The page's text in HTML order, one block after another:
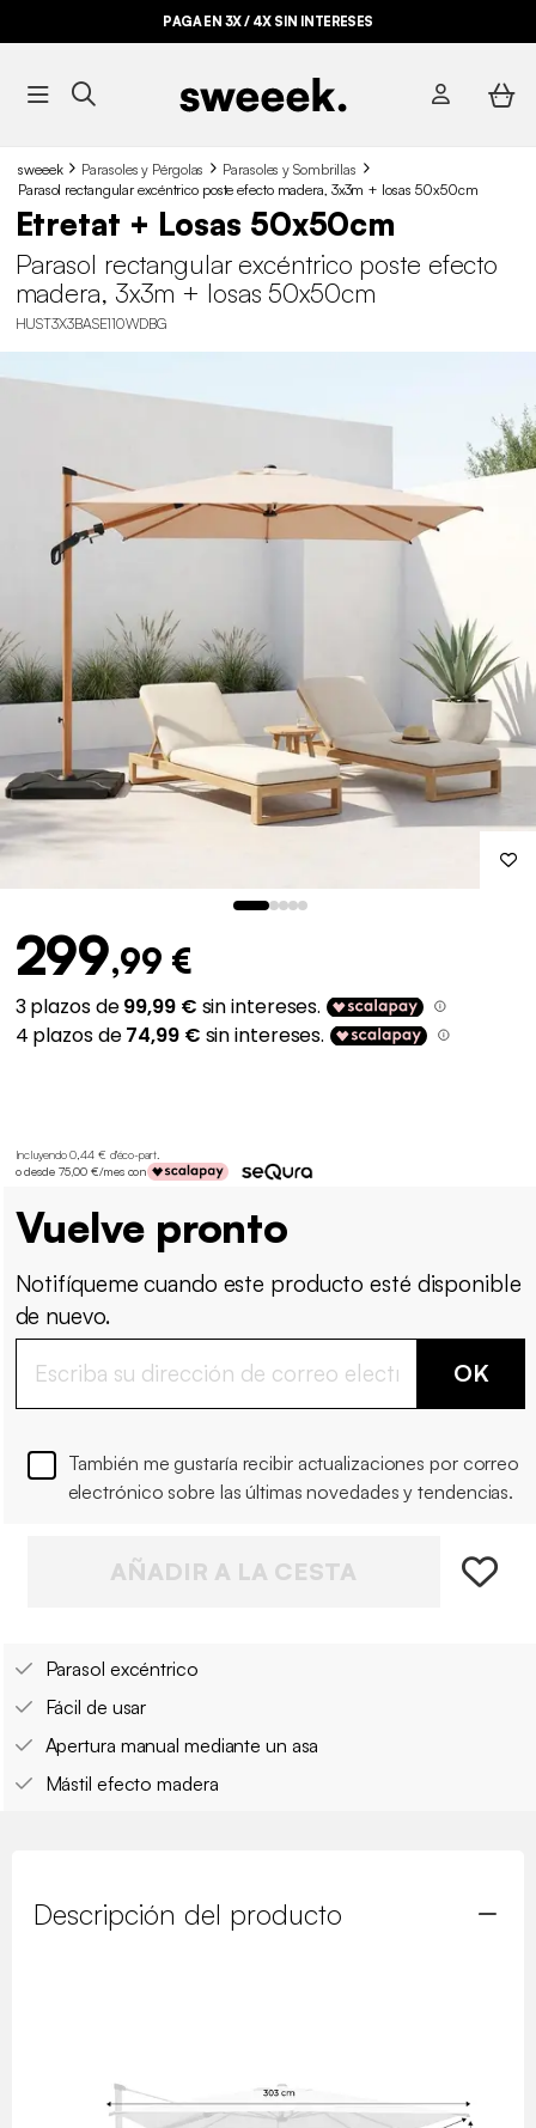
PAGA EN 3X / 4X SIN INTERESES
sweeek Parasoles y Pérgolas
Parasoles y Sombrillas
Parasol rectangular excéntrico poste efecto madera, 3x3m + losas 50x50cm
Etretat + Losas 50x50cm
Parasol rectangular excéntrico poste efecto
madera, 3x3m + losas 50x50cm
HUST3X3BASE110WDBG
299,99 €
Incluyendo 0,44 € d'éco-part.
o desde 75,00 €/mes con
Vuelve pronto
Notifíqueme cuando este producto esté disponible
de nuevo.
OK
También me gustaría recibir actualizaciones por correo
electrónico sobre las últimas novedades y tendencias.
AÑADIR A LA CESTA
Parasol excéntrico
Fácil de usar
Apertura manual mediante un asa
Mástil efecto madera
Descripción del producto